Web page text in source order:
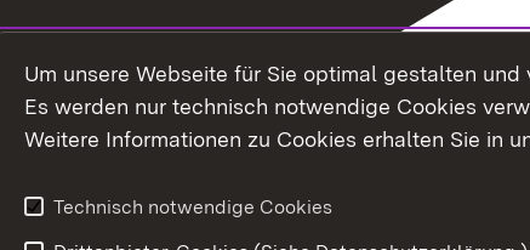
Um unsere Webseite für Sie optimal gestalten
Es werden nur technisch notwendige Cookies
Weitere Informationen zu Cookies erhalten Sie in
Technisch notwendige Cookies